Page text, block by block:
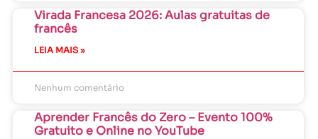
Virada Francesa 2026: Aulas gratuitas de
francês
LEIA MAIS »
Nenhum comentário
Aprender Francês do Zero – Evento 100%
Gratuito e Online no YouTube